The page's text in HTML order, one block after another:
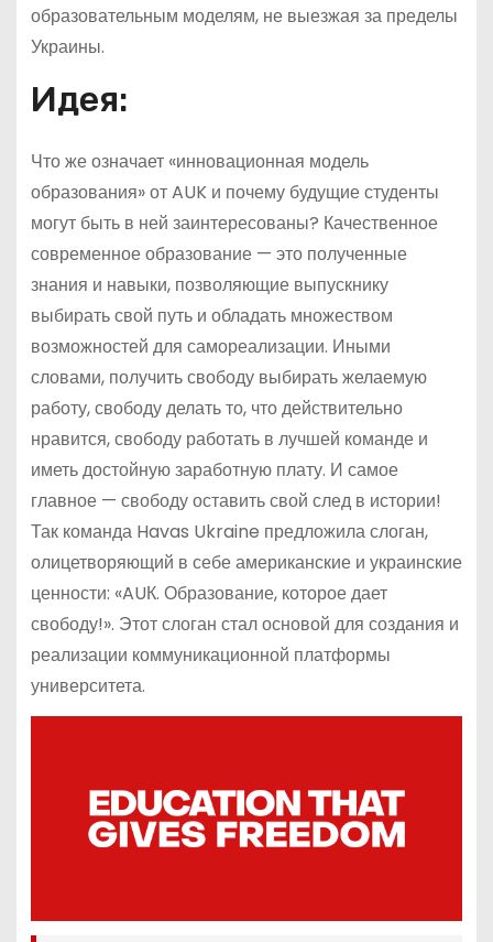
образовательным моделям, не выезжая за пределы
Украины.
Идея:
Что же означает «инновационная модель
образования» от AUK и почему будущие студенты
могут быть в ней заинтересованы? Качественное
современное образование — это полученные
знания и навыки, позволяющие выпускнику
выбирать свой путь и обладать множеством
возможностей для самореализации. Иными
словами, получить свободу выбирать желаемую
работу, свободу делать то, что действительно
нравится, свободу работать в лучшей команде и
иметь достойную заработную плату. И самое
главное — свободу оставить свой след в истории!
Так команда Havas Ukraine предложила слоган,
олицетворяющий в себе американские и украинские
ценности: «AUК. Образование, которое дает
свободу!». Этот слоган стал основой для создания и
реализации коммуникационной платформы
университета.